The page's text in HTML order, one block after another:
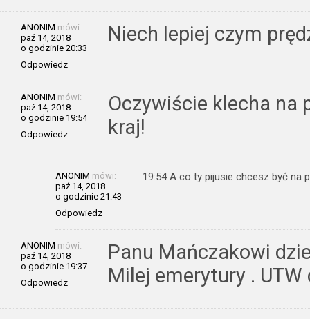
ANONIM mówi:
paź 14, 2018
o godzinie 20:33
Odpowiedz
Niech lepiej czym
ANONIM mówi:
paź 14, 2018
o godzinie 19:54
Odpowiedz
Oczywiście klecha na
kraj!
ANONIM mówi:
paź 14, 2018
o godzinie 21:43
Odpowiedz
19:54 A co ty pijusie chcesz być na
ANONIM mówi:
paź 14, 2018
o godzinie 19:37
Odpowiedz
Panu Mańczakowi
Milej emerytury . UTW